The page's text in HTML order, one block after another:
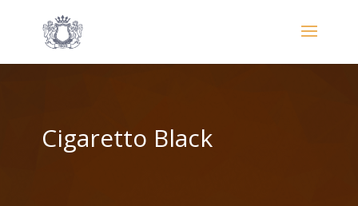
Cigaretto Black